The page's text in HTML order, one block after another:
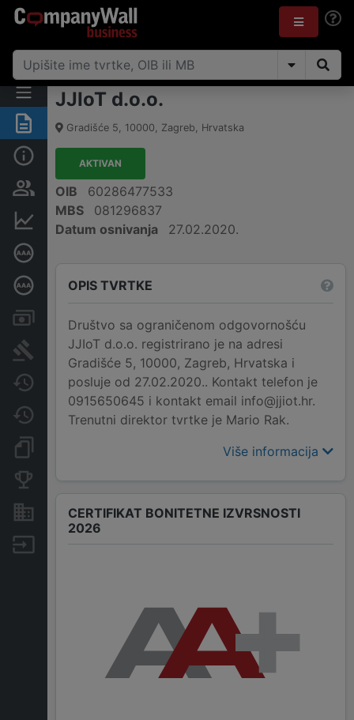
Sažetak
Osobe i vlasništvo
Dubinska bonitetna ocjena
Računi i blokade
Sudske objave
Javne nabavke
Promjene
Konkurentske tvrtke
Nekretnine i imovina
Izvoz
JJIoT d.o.o.
Gradišće 5, 10000, Zagreb, Hrvatska
AKTIVAN
OIB
60286477533
MBS
081296837
Datum osnivanja
27.02.2020.
OPIS TVRTKE
Društvo sa ograničenom odgovornošću
JJIoT d.o.o. registrirano je na adresi
Gradišće 5, 10000, Zagreb, Hrvatska i
posluje od 27.02.2020.. Kontakt telefon je
0915650645 i kontakt email info@jjiot.hr.
Trenutni direktor tvrtke je Mario Rak.
Više informacija
CERTIFIKAT BONITETNE IZVRSNOSTI
2026